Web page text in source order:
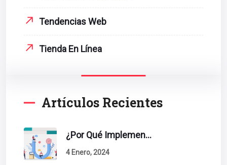
Tendencias Web
Tienda En Línea
Artículos Recientes
¿Por Qué Implementar La Metodología Inbound Marketing En Tu Empresa?
4 Enero, 2024